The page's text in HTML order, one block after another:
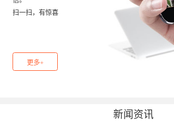
扫一扫，有惊喜
更多+
新闻资讯